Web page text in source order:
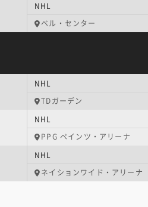
NHL
ベル・センター
NHL
TDガーデン
NHL
PPG ペインツ・アリーナ
NHL
ネイションワイド・アリーナ